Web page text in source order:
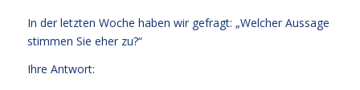
In der letzten Woche haben wir gefragt: „Welcher Aussage
stimmen Sie eher zu?“
Ihre Antwort: